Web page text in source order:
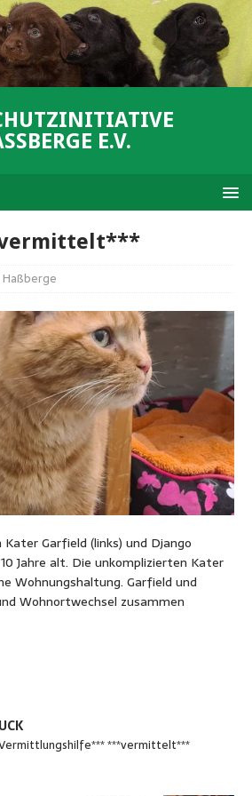
E.V.
Haßberge
Garfield (links) und Django
Jahre alt. Die unkomplizierten Kater
Wohnungshaltung. Garfield und
Wohnortwechsel zusammen
***vermittelt***